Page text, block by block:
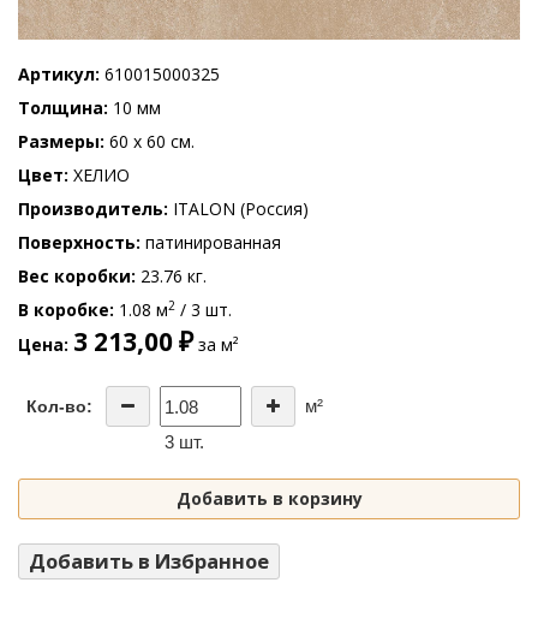
Артикул 610015000325
Толщина 10 мм
Размеры 60 x 60 см.
Цвет ХЕЛИО
Производитель ITALON (Россия)
Поверхность патинированная
Вес коробки 23.76 кг.
В коробке 1.08 м2 / 3 шт.
Цена 3 213,00 ₽за м²
Кол-во:
м²
3 шт.
Добавить в корзину
Добавить в Избранное